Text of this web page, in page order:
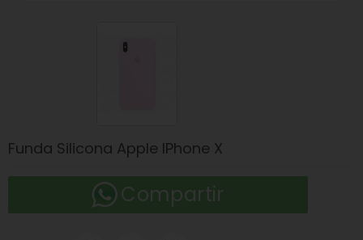
Funda Silicona Apple IPhone X
Compartir